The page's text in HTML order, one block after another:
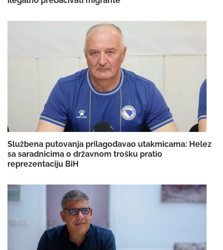
Službena putovanja prilagođavao utakmicama: Helez
sa saradnicima o državnom trošku pratio
reprezentaciju BiH